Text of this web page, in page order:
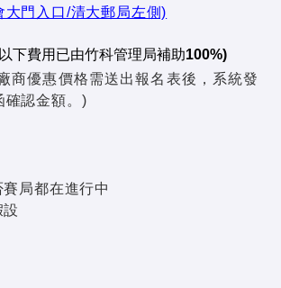
大門入口/清大郵局左側)
下費用已由竹科管理局補助100%)
商優惠價格需送出報名表後，系統發
確認金額。)
局都在進行中